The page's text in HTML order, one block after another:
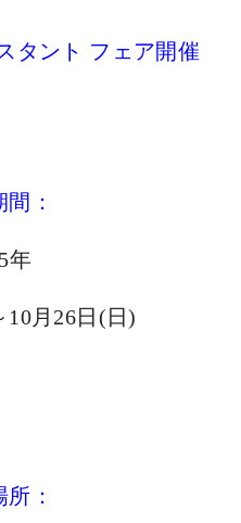
タント フェア開催
：
年
10月26日(日)
：